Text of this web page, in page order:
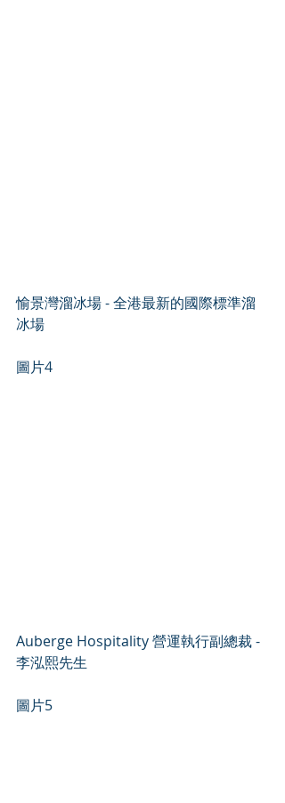
愉景灣溜冰場 - 全港最新的國際標準溜
冰場
圖片4
Auberge Hospitality 營運執行副總裁 -
李泓熙先生
圖片5